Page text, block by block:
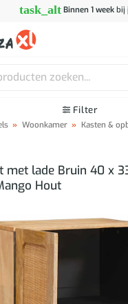
task_alt Binnen 1 weekbij
Filter
» Woonkamer » Kasten &
met lade Bruin 40 x
Hout